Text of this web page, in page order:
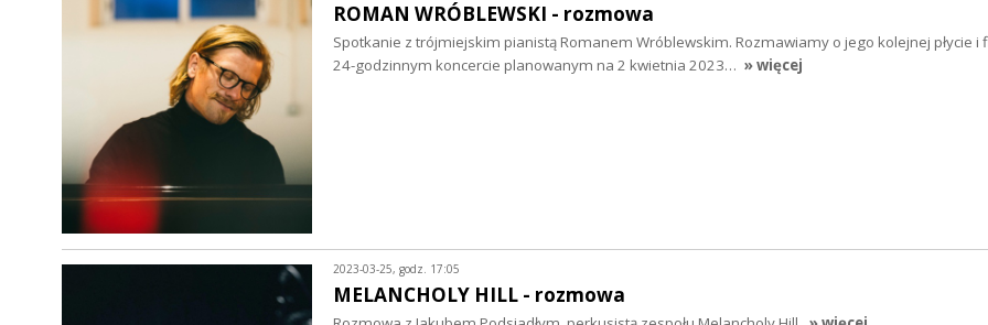
ROMAN WRÓBLEWSKI - rozmowa
Spotkanie z trójmiejskim pianistą Romanem Wróblewskim. Rozmawiamy o jego kolejnej płycie i
24-godzinnym koncercie planowanym na 2 kwietnia 2023… » więcej
2023-03-25, godz. 17:05
MELANCHOLY HILL - rozmowa